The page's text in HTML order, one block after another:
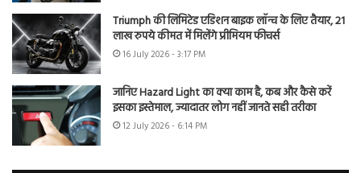
Triumph की लिमिटेड एडिशन बाइक लॉन्च के लिए तैयार, 21
लाख रुपये कीमत में मिलेंगे प्रीमियम फीचर्स
16 July 2026 - 3:17 PM
जानिए Hazard Light का क्या काम है, कब और कैसे करें
इसका इस्तेमाल, ज्यादातर लोग नहीं जानते सही तरीका
12 July 2026 - 6:14 PM